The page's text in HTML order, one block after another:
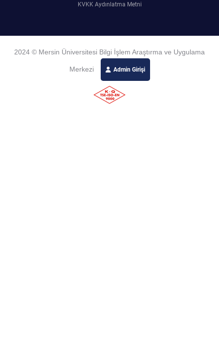
KVKK Aydınlatma Metni
2024 © Mersin Üniversitesi Bilgi İşlem Araştırma ve Uygulama
Merkezi Admin Girişi